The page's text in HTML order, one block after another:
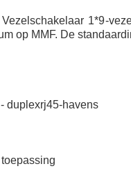
1*9-
op MMF. De
duplexrj45-havens